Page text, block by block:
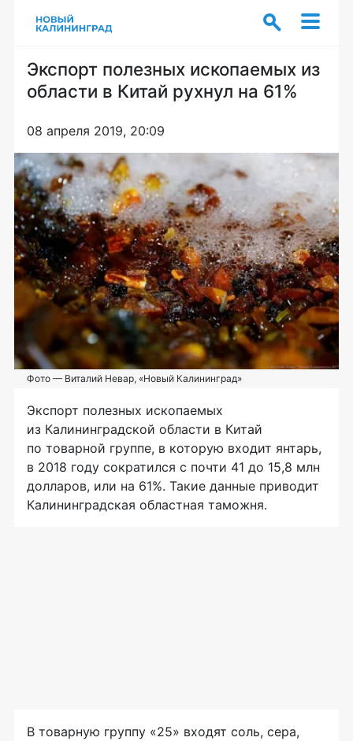
Экспорт полезных ископаемых из
области в Китай рухнул на 61%
08 апреля 2019, 20:09
Фото — Виталий Невар, «Новый Калининград»
Экспорт полезных ископаемых
из Калининградской области в Китай
по товарной группе, в которую входит янтарь,
в 2018 году сократился с почти 41 до 15,8 млн
долларов, или на 61%. Такие данные приводит
Калининградская областная таможня.
В товарную группу «25» входят соль, сера,